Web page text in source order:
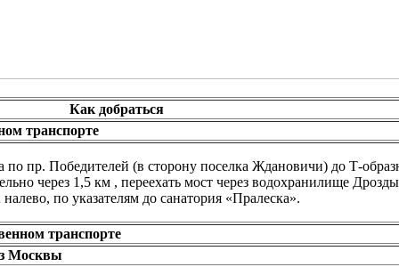
Как добраться
транспорте
по пр. Победителей (в сторону поселка Ждановичи) до Т-
через 1,5 км , переехать мост через водохранилище
по указателям до санатория «Пралеска».
транспорте
Москвы